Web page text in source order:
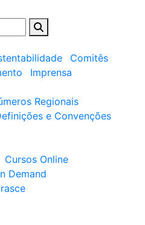
Comitês
Imprensa
Regionais
e Convenções
Cursos Online
Demand